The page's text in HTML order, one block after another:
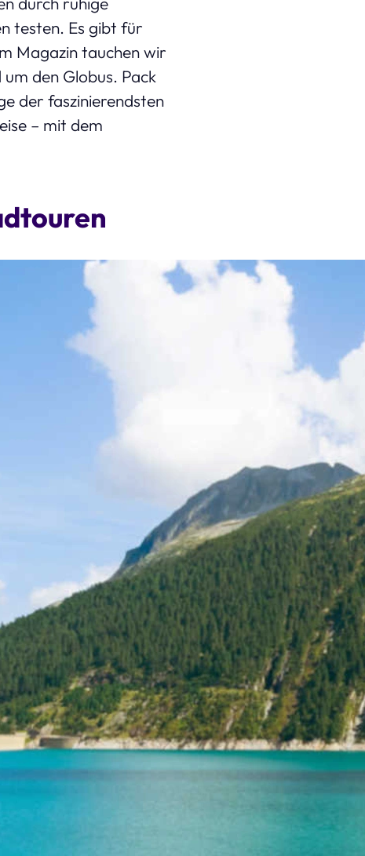
testen. Es gibt für
Magazin tauchen wir
den Globus. Pack
der faszinierendsten
– mit dem